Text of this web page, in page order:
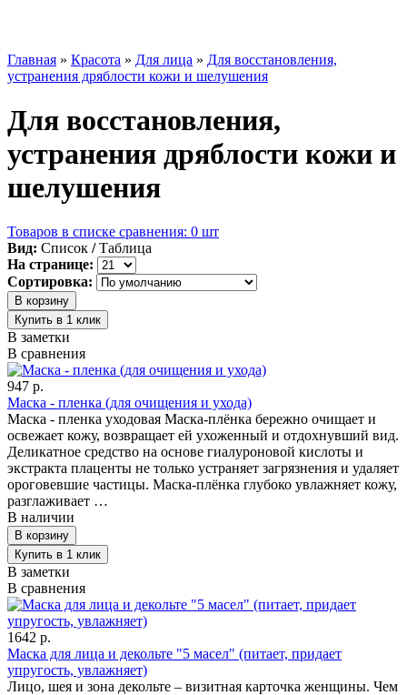
Главная » Красота » Для лица » Для восстановления,
устранения дряблости кожи и шелушения
Для восстановления,
устранения дряблости кожи и
шелушения
Товаров в списке сравнения: 0 шт
Вид: Список /Таблица
На странице:
Сортировка:
В заметки
В сравнения
947 р.
Маска - пленка (для очищения и ухода)
Маска - пленка уходовая Маска-плёнка бережно очищает и
освежает кожу, возвращает ей ухоженный и отдохнувший вид.
Деликатное средство на основе гиалуроновой кислоты и
экстракта плаценты не только устраняет загрязнения и удаляет
ороговевшие частицы. Маска-плёнка глубоко увлажняет кожу,
разглаживает …
В наличии
В заметки
В сравнения
1642 р.
Маска для лица и декольте "5 масел" (питает, придает
упругость, увлажняет)
Лицо, шея и зона декольте – визитная карточка женщины. Чем